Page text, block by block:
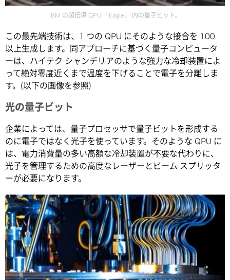
IBM の超伝導 QPU 「Eagle」 内の量子ビット。
この最先端技術は、1 つの QPU にそのような接合を 100
以上生成します。同アプローチに基づく量子コンピュータ
ーは、ハイテク シャンデリアのような強力な冷却装置によ
って絶対零度近くまで温度を下げることで電子を分離しま
す。(以下の画像を参照)
光の量子ビット
企業によっては、量子プロセッサで量子ビットを形成する
のに電子ではなく光子を使っています。そのような QPU に
は、電力消費量の多い高額な冷却装置が不要な代わりに、
光子を管理するための高度なレーザーとビーム スプリッタ
ーが必要になります。